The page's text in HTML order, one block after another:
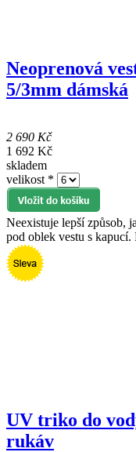
Neoprenová
5/3mm dámská
2 690 Kč
1 692 Kč
skladem
velikost *
Neexistuje lepší způsob,
pod oblek vestu s
UV triko do
rukáv